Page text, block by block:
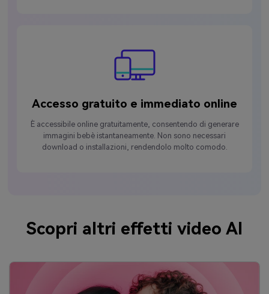
Accesso gratuito e immediato online
È accessibile online gratuitamente, consentendo di generare
immagini bebè istantaneamente. Non sono necessari
download o installazioni, rendendolo molto comodo.
Scopri altri effetti video AI